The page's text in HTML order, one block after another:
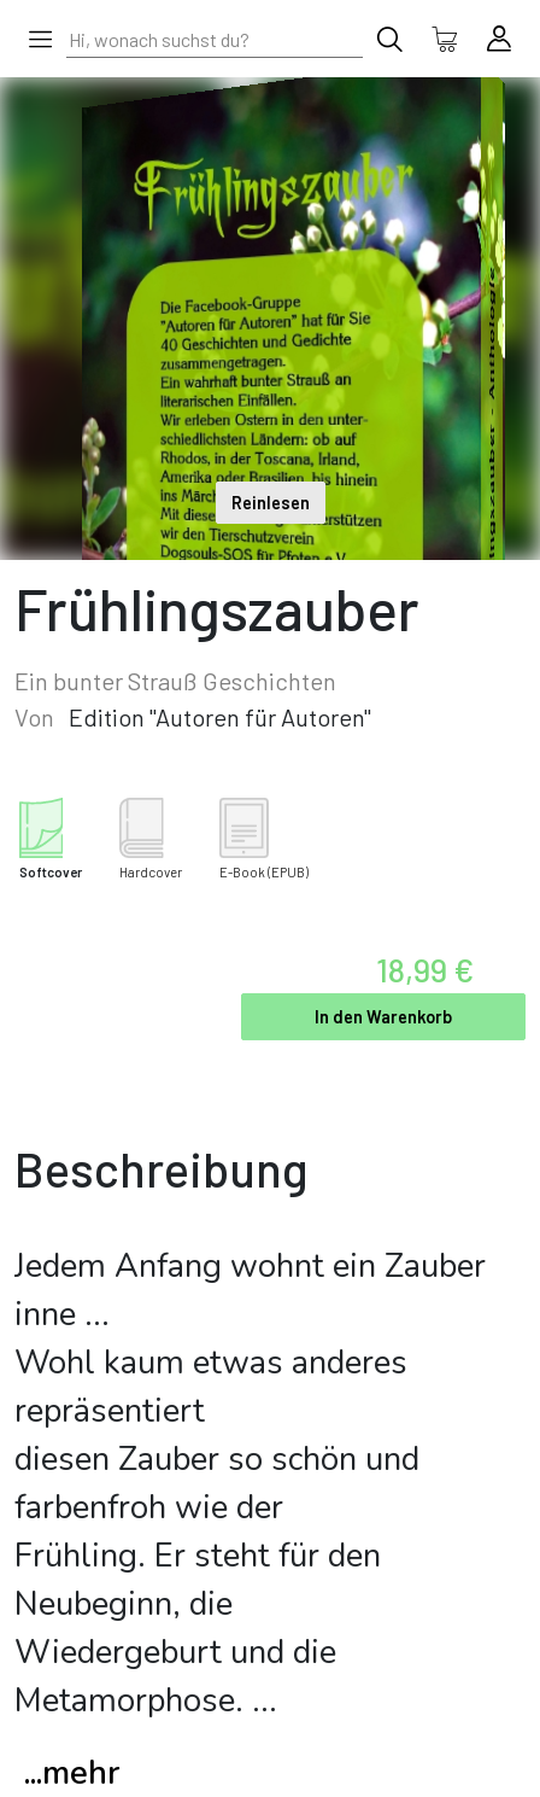
Reinlesen
Frühlingszauber
Ein bunter Strauß Geschichten
Von
Edition "Autoren für Autoren"
Softcover Hardcover E-Book (EPUB)
18,99 €
In den Warenkorb
Beschreibung
Jedem Anfang wohnt ein Zauber
inne ...
Wohl kaum etwas anderes
repräsentiert
diesen Zauber so schön und
farbenfroh wie der
Frühling. Er steht für den
Neubeginn, die
Wiedergeburt und die
Metamorphose. ...
...mehr